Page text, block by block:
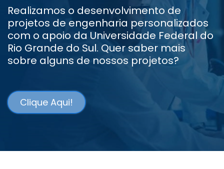
Realizamos o desenvolvimento de
projetos de engenharia personalizados
com o apoio da Universidade Federal do
Rio Grande do Sul. Quer saber mais
sobre alguns de nossos projetos?
Clique Aqui!